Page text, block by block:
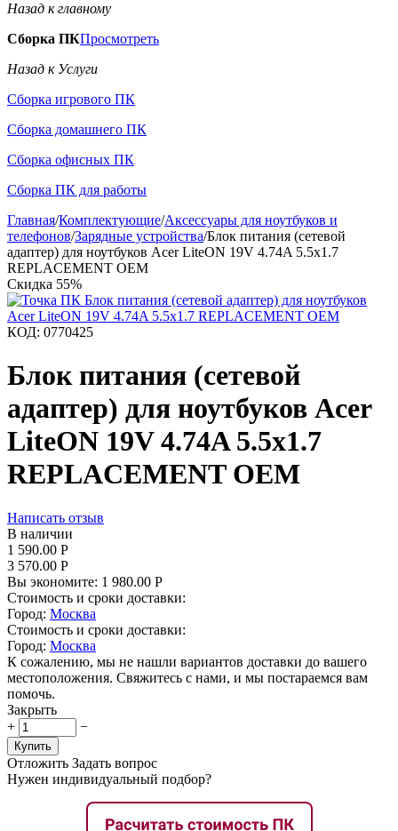
Назад к главному
Сборка ПКПросмотреть
Назад к Услуги
Сборка игрового ПК
Сборка домашнего ПК
Сборка офисных ПК
Сборка ПК для работы
Главная/Комплектующие/Аксессуары для ноутбуков и
телефонов/Зарядные устройства/Блок питания (сетевой
адаптер) для ноутбуков Acer LiteON 19V 4.74A 5.5x1.7
REPLACEMENT OEM
Скидка 55%
КОД: 0770425
Блок питания (сетевой
адаптер) для ноутбуков Acer
LiteON 19V 4.74A 5.5x1.7
REPLACEMENT OEM
Написать отзыв
В наличии
1 590.00 Р
3 570.00 Р
Вы экономите: 1 980.00 Р
Стоимость и сроки доставки:
Город: Москва
Стоимость и сроки доставки:
Город: Москва
К сожалению, мы не нашли вариантов доставки до вашего
местоположения. Свяжитесь с нами, и мы постараемся вам
помочь.
Закрыть
+
−
Купить
Отложить Задать вопрос
Нужен индивидуальный подбор?